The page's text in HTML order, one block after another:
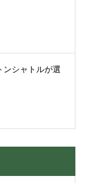
ンシャトルが選